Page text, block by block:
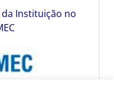
Instituição no